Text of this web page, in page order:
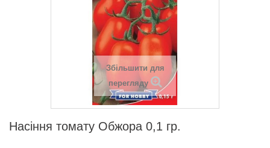
Збільшити для
перегляду
Насіння томату Обжора 0,1 гр.